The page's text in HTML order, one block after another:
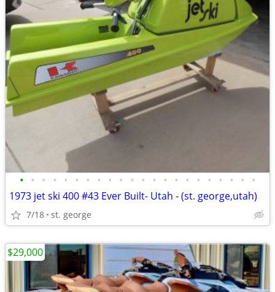
• • • • • • • • • • • • • • • • • • • • • •
1973 jet ski 400 #43 Ever Built- Utah - (st. george,utah)
7/18 st. george
$29,000